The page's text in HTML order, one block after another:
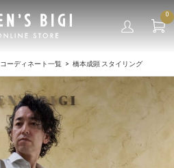
0
コーディネート一覧 橋本成顕 スタイリング